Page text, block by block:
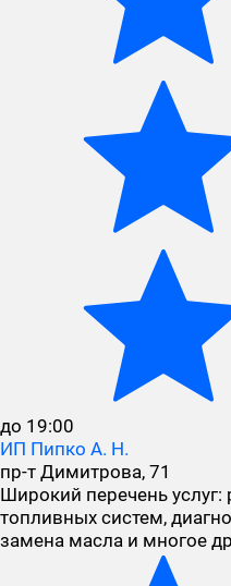
до 19:00
ИП Пипко А. Н.
пр-т Димитрова, 71
Широкий перечень услуг:
топливных систем,
замена масла и многое